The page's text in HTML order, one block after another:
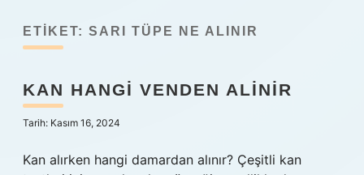
Yasal Uyarı
Hakkımızda
ETIKET: SARI TÜPE NE ALINIR
KAN HANGI VENDEN ALINIR
Tarih: Kasım 16, 2024
Kan alırken hangi damardan alınır? Çeşitli kan